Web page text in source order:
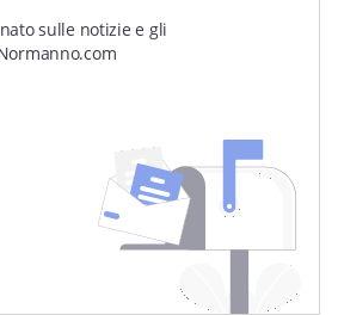
sulle notizie e gli